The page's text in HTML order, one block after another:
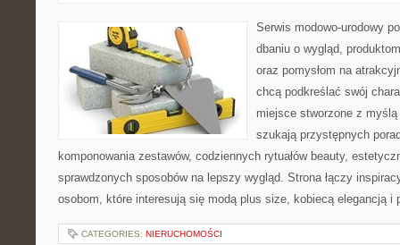
Serwis modowo-urodowy
dbaniu o wygląd,
oraz pomysłom na
chcą podkreślać swój
miejsce stworzone z
szukają przystępnych
komponowania zestawów, codziennych rytuałów beauty,
sprawdzonych sposobów na lepszy wygląd. Strona łączy
osobom, które interesują się modą plus size, kobiecą elegancją
CATEGORIES: NIERUCHOMOŚCI